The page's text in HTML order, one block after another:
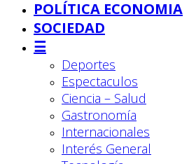
POLÍTICA ECONOMIA
SOCIEDAD
☰
Deportes
Espectaculos
Ciencia – Salud
Gastronomía
Internacionales
Interés General